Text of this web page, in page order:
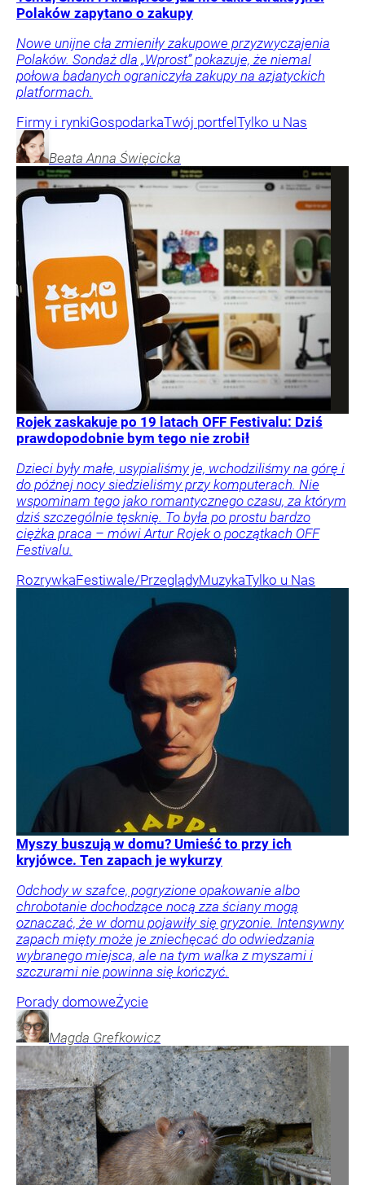
Polaków zapytano o zakupy
Nowe unijne cła zmieniły zakupowe przyzwyczajenia
Polaków. Sondaż dla „Wprost” pokazuje, że niemal
połowa badanych ograniczyła zakupy na azjatyckich
platformach.
Firmy i rynkiGospodarkaTwój portfelTylko u Nas
Beata Anna Święcicka
Rojek zaskakuje po 19 latach OFF Festivalu: Dziś
prawdopodobnie bym tego nie zrobił
Dzieci były małe, usypialiśmy je, wchodziliśmy na górę i
do późnej nocy siedzieliśmy przy komputerach. Nie
wspominam tego jako romantycznego czasu, za którym
dziś szczególnie tęsknię. To była po prostu bardzo
ciężka praca – mówi Artur Rojek o początkach OFF
Festivalu.
RozrywkaFestiwale/PrzeglądyMuzykaTylko u Nas
Myszy buszują w domu? Umieść to przy ich
kryjówce. Ten zapach je wykurzy
Odchody w szafce, pogryzione opakowanie albo
chrobotanie dochodzące nocą zza ściany mogą
oznaczać, że w domu pojawiły się gryzonie. Intensywny
zapach mięty może je zniechęcać do odwiedzania
wybranego miejsca, ale na tym walka z myszami i
szczurami nie powinna się kończyć.
Porady domoweŻycie
Magda Grefkowicz